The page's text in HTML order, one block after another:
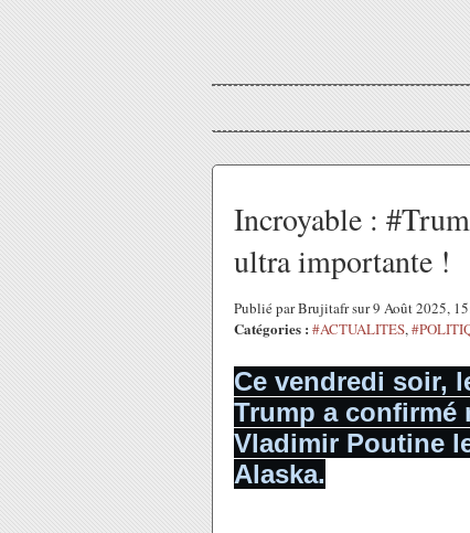
Incroyable :
ultra importante !
Publié par Brujitafr sur 9 Août 2025,
Catégories : #ACTUALITES,
Ce vendredi soir,
Trump a confirmé
Vladimir Poutine
Alaska.